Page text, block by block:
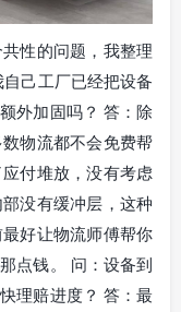
性的问题，我整理
己工厂已经把设备
外加固吗？ 答：除
物流都不会免费帮
付堆放，没有考虑
没有缓冲层，这种
好让物流师傅帮你
点钱。 问：设备到
理赔进度？ 答：最